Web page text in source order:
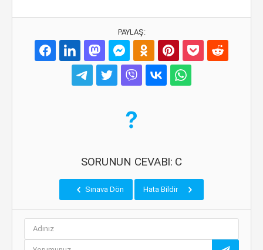
PAYLAŞ:
SORUNUN CEVABI: C
Sınava Dön Hata Bildir